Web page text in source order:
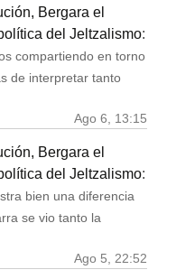
Bergara el
del Jeltzalismo:
compartiendo en torno
de interpretar tanto
Ago 6, 13:15
Bergara el
del Jeltzalismo:
bien una diferencia
se vio tanto la
Ago 5, 22:52